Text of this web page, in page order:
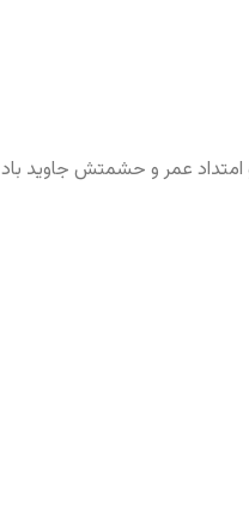
عمر و حشمتش جاوید باد